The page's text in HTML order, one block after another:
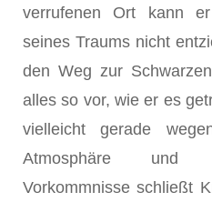
verrufenen Ort kann
seines Traums nicht
den Weg zur
alles so vor, wie er es
vielleicht gerade
Atmosphäre und
Vorkommnisse schließt